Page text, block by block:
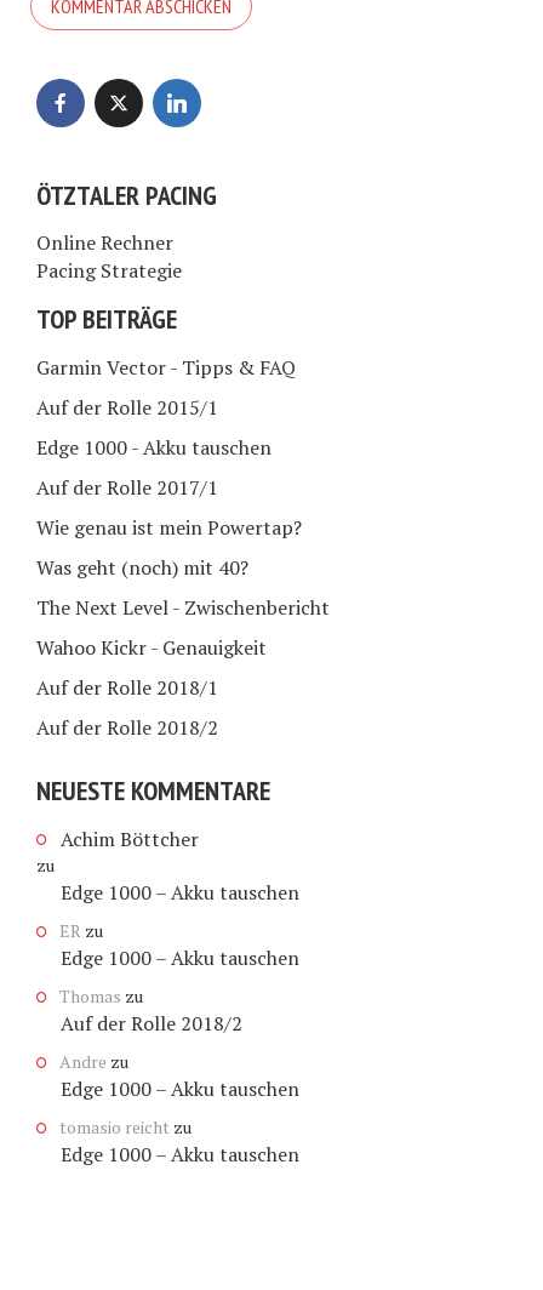
ÖTZTALER PACING
Online Rechner
Pacing Strategie
TOP BEITRÄGE
Garmin Vector - Tipps & FAQ
Auf der Rolle 2015/1
Edge 1000 - Akku tauschen
Auf der Rolle 2017/1
Wie genau ist mein Powertap?
Was geht (noch) mit 40?
The Next Level - Zwischenbericht
Wahoo Kickr - Genauigkeit
Auf der Rolle 2018/1
Auf der Rolle 2018/2
NEUESTE KOMMENTARE
Achim Böttcher
zu
Edge 1000 – Akku tauschen
ER zu
Edge 1000 – Akku tauschen
Thomas zu
Auf der Rolle 2018/2
Andre zu
Edge 1000 – Akku tauschen
tomasio reicht zu
Edge 1000 – Akku tauschen